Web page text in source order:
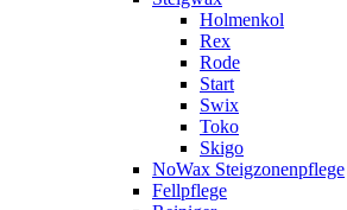
Holmenkol
Rex
Rode
Start
Swix
Toko
Skigo
NoWax Steigzonenpflege
Fellpflege